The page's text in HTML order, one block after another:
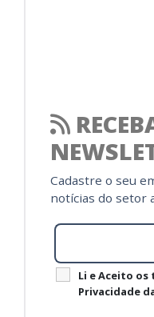
Cadastre o seu
notícias do setor
Li e Aceito
Privacidade